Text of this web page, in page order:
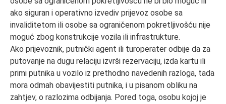
ako siguran i operativno izvediv prijevoz osobe sa
invaliditetom ili osobe sa ograničenom pokretljivošću nije
moguć zbog konstrukcije vozila ili infrastrukture.
Ako prijevoznik, putnički agent ili turoperater odbije da za
putovanje na dugu relaciju izvrši rezervaciju, izda kartu ili
primi putnika u vozilo iz prethodno navedenih razloga, tada
mora odmah obavijestiti putnika, i u pisanom obliku na
zahtjev, o razlozima odbijanja. Pored toga, osobu kojoj je